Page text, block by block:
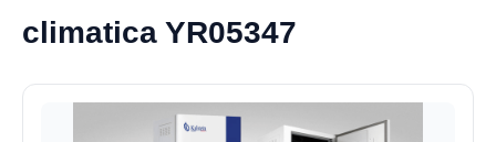
climatica YR05347